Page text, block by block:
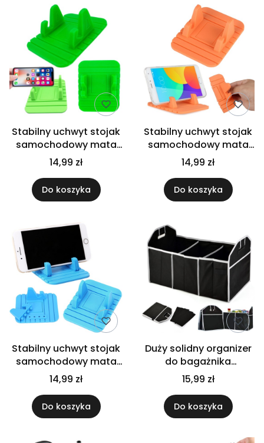
Stabilny uchwyt stojak
samochodowy mata
gumowa
antypoślizgowa na
telefon
14,99 zł
Do koszyka
Stabilny uchwyt stojak
samochodowy mata
gumowa
antypoślizgowa na
telefon
14,99 zł
Do koszyka
Stabilny uchwyt stojak
samochodowy mata
gumowa
antypoślizgowa na
telefon
14,99 zł
Do koszyka
Duży solidny organizer
do bagażnika
funkcjonalny składany
czarny 52x32x32
15,99 zł
Do koszyka